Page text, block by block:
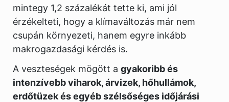
mintegy 1,2 százalékát tette ki, ami jól
érzékelteti, hogy a klímaváltozás már nem
csupán környezeti, hanem egyre inkább
makrogazdasági kérdés is.
A veszteségek mögött a gyakoribb és
intenzívebb viharok, árvizek, hőhullámok,
erdőtüzek és egyéb szélsőséges időjárási